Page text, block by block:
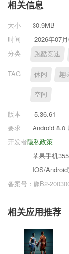
相关信息
大小
30.9MB
时间
2026年07
分类
跑酷竞速
TAG 休闲 趣
空间
版本
5.36.61
要求
Android 8.0
隐私政策
开发者
苹果手机
IOS/
备案号：豫B2-
相关应用推荐